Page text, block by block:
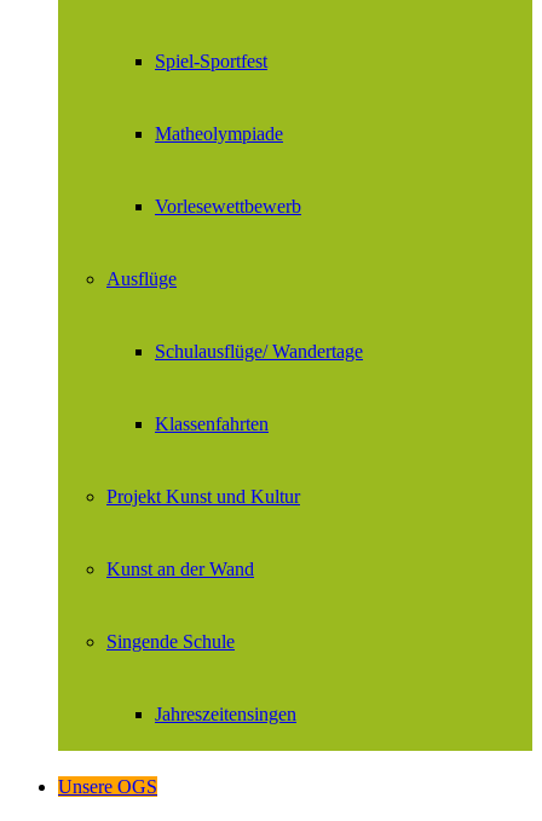
Spiel-Sportfest
Matheolympiade
Vorlesewettbewerb
Ausflüge
Schulausflüge/ Wandertage
Klassenfahrten
Projekt Kunst und Kultur
Kunst an der Wand
Singende Schule
Jahreszeitensingen
Unsere OGS